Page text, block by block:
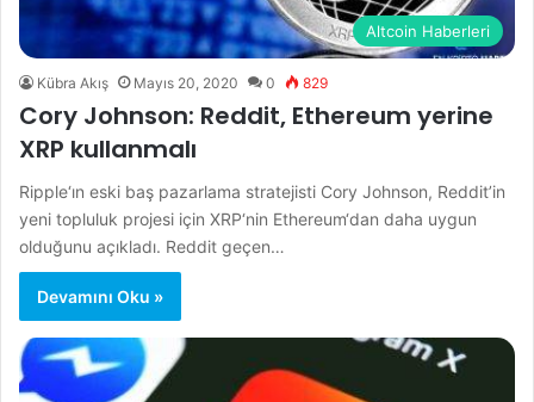
Altcoin Haberleri
Kübra Akış Mayıs 20, 2020 0 829
Cory Johnson: Reddit, Ethereum yerine
XRP kullanmalı
Ripple‘ın eski baş pazarlama stratejisti Cory Johnson, Reddit’in
yeni topluluk projesi için XRP‘nin Ethereum‘dan daha uygun
olduğunu açıkladı. Reddit geçen…
Devamını Oku »